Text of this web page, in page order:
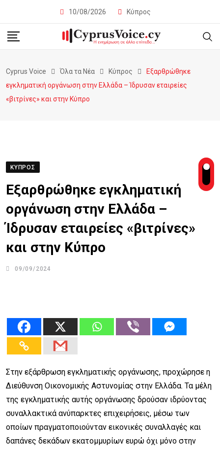
10/08/2026 Κύπρος
Cyprus Voice Όλα τα Νέα Κύπρος
Eξαρθρώθηκε
εγκληματική οργάνωση στην Ελλάδα – Ίδρυσαν εταιρείες
«βιτρίνες» και στην Κύπρο
ΚΎΠΡΟΣ
Eξαρθρώθηκε εγκληματική
οργάνωση στην Ελλάδα –
Ίδρυσαν εταιρείες «βιτρίνες»
και στην Κύπρο
09/09/2024
Στην εξάρθρωση εγκληματικής οργάνωσης, προχώρησε η
Διεύθυνση Οικονομικής Αστυνομίας στην Ελλάδα. Τα μέλη
της εγκληματικής αυτής οργάνωσης δρούσαν ιδρύοντας
συναλλακτικά ανύπαρκτες επιχειρήσεις, μέσω των
οποίων πραγματοποιούνταν εικονικές συναλλαγές και
δαπάνες δεκάδων εκατομμυρίων ευρώ όχι μόνο στην